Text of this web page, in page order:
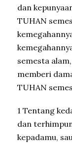
dan
TUHAN
semesta
memberi
TUHAN
1 Tentang
dan
kepadamu,